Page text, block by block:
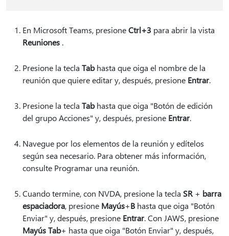
En Microsoft Teams, presioneCtrl+3 para abrir la vista
Reuniones .
Presione la tecla Tabhasta que oiga el nombre de la
reunión que quiere editar y, después, presione Entrar.
Presione la tecla Tabhasta que oiga "Botón de edición
del grupo Acciones" y, después, presione Entrar.
Navegue por los elementos de la reunión y edítelos
según sea necesario. Para obtener más información,
consulte Programar una reunión.
Cuando termine, con NVDA, presione la tecla SR + barra
espaciadora, presione Mayús+B hasta que oiga "Botón
Enviar" y, después, presione Entrar. Con JAWS, presione
Mayús Tab+ hasta que oiga "Botón Enviar" y, después,